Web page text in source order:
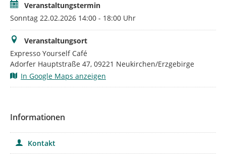
Veranstaltungstermin
Sonntag 22.02.2026 14:00 - 18:00 Uhr
Veranstaltungsort
Expresso Yourself Café
Adorfer Hauptstraße 47, 09221 Neukirchen/Erzgebirge
In Google Maps anzeigen
Informationen
Kontakt